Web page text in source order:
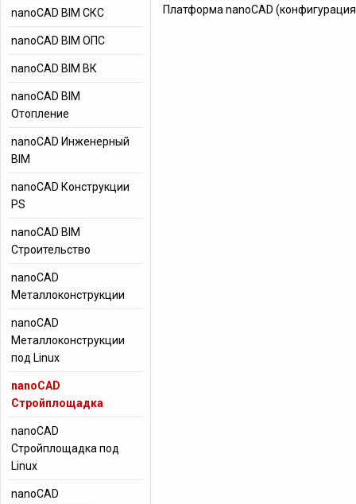
Платформа nanoCAD
nanoCAD BIM СКС
nanoCAD BIM ОПС
nanoCAD BIM ВК
nanoCAD BIM
Отопление
nanoCAD Инженерный
BIM
nanoCAD Конструкции
PS
nanoCAD BIM
Строительство
nanoCAD
Металлоконструкции
nanoCAD
Металлоконструкции
под Linux
nanoCAD
Стройплощадка
nanoCAD
Стройплощадка под
Linux
nanoCAD